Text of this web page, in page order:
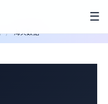
☰
/ 海关数据